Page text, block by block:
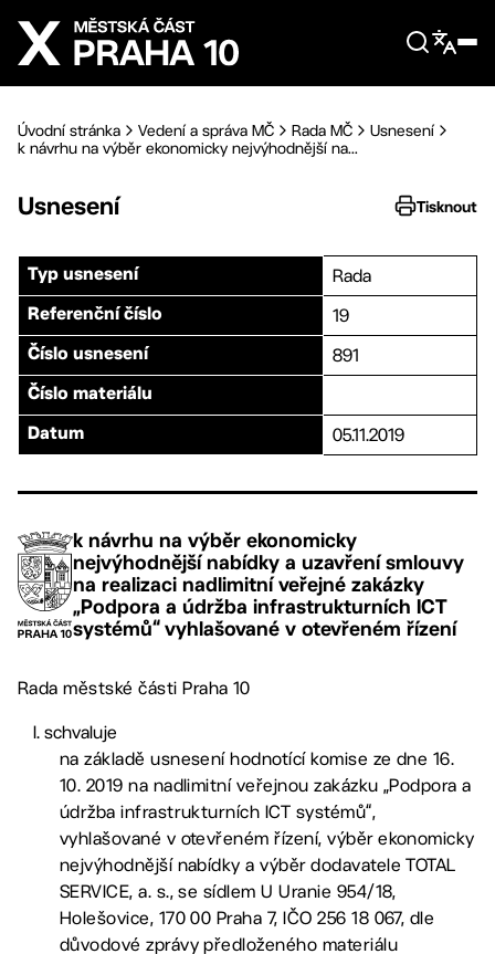
Přejít na hlavní obsah
Úvodní stránka Vedení a správa MČ Rada MČ
Usnesení
k návrhu na výběr ekonomicky nejvýhodnější na...
Usnesení Tisknout
Typ usnesení Rada
Referenční číslo 19
Číslo usnesení 891
Číslo materiálu
Datum 05.11.2019
k návrhu na výběr ekonomicky
nejvýhodnější nabídky a uzavření smlouvy
na realizaci nadlimitní veřejné zakázky
„Podpora a údržba infrastrukturních ICT
systémů“ vyhlašované v otevřeném řízení
Rada městské části Praha 10
schvaluje
na základě usnesení hodnotící komise ze dne 16.
10. 2019 na nadlimitní veřejnou zakázku „Podpora a
údržba infrastrukturních ICT systémů“,
vyhlašované v otevřeném řízení, výběr ekonomicky
nejvýhodnější nabídky a výběr dodavatele TOTAL
SERVICE, a. s., se sídlem U Uranie 954/18,
Holešovice, 170 00 Praha 7, IČO 256 18 067, dle
důvodové zprávy předloženého materiálu